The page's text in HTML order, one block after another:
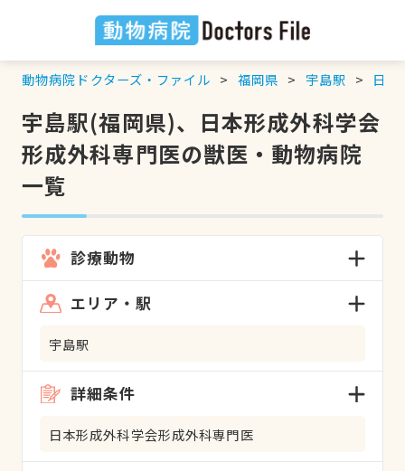
動物病院ドクターズ・ファイル 福岡県 宇島駅 日本
宇島駅(福岡県)、日本形成外科学会
形成外科専門医の獣医・動物病院
一覧
診療動物
エリア・駅
宇島駅
詳細条件
日本形成外科学会形成外科専門医